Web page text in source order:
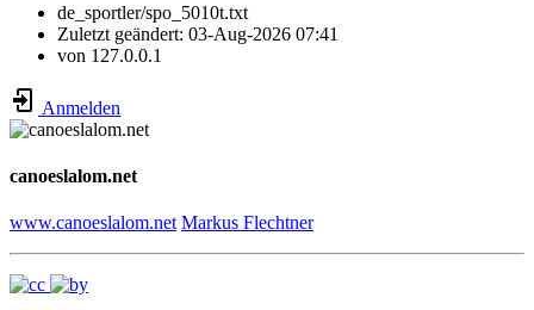
de_sportler/spo_5010t.txt
Zuletzt geändert: 03-Aug-2026 07:41
von 127.0.0.1
Anmelden
canoeslalom.net
www.canoeslalom.net Markus Flechtner